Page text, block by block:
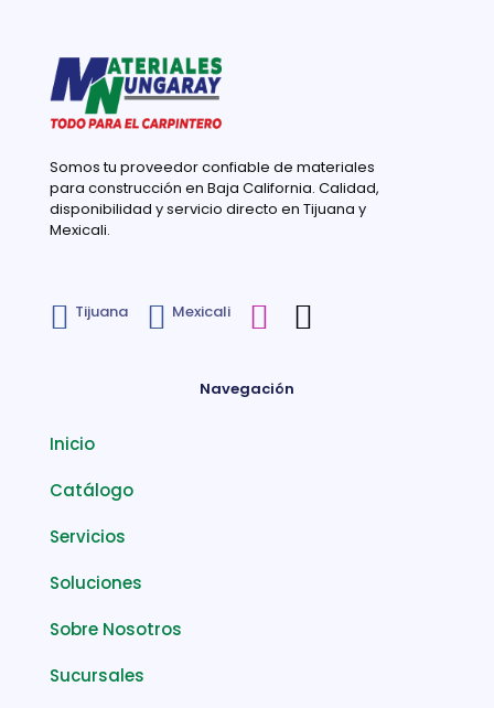
Somos tu proveedor confiable de materiales
para construcción en Baja California. Calidad,
disponibilidad y servicio directo en Tijuana y
Mexicali.
Tijuana Mexicali
Navegación
Inicio
Catálogo
Servicios
Soluciones
Sobre Nosotros
Sucursales